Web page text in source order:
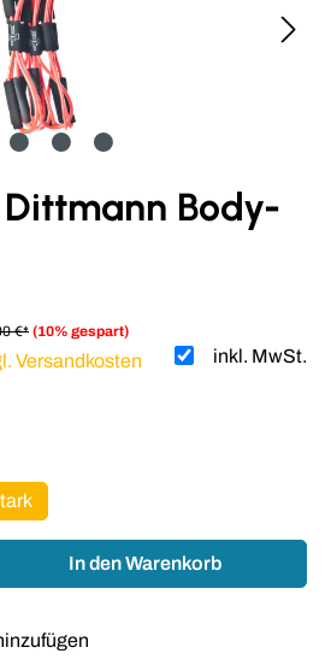
Dittmann Body-
€* (10% gespart)
inkl. MwSt.
Versandkosten
Gib den gewünschten
In den Warenkorb